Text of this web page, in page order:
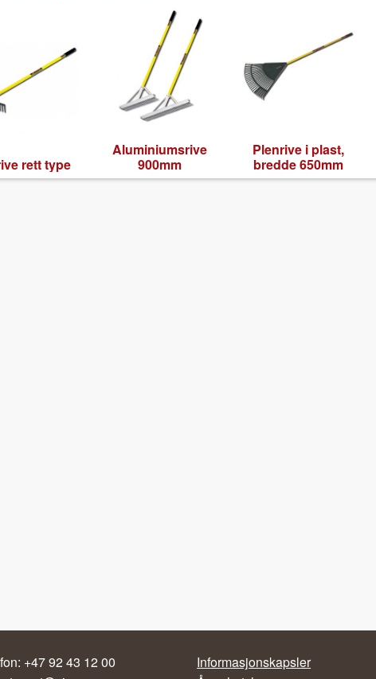
rett type
Alu­mini­um­srive
900mm
Plen­rive i plast,
bred­de 650mm
+47 92 43 12 00
Informasjonskapsler